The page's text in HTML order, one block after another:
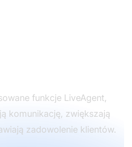
funkcje LiveAgent,
komunikację, zwiększają
zadowolenie klientów.